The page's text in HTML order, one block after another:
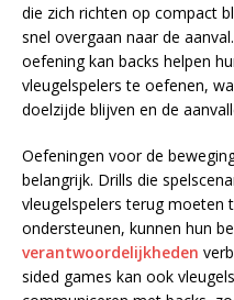
die zich richten op compact
snel overgaan naar de
oefening kan backs helpen
vleugelspelers te oefenen,
doelzijde blijven en de
Oefeningen voor de
belangrijk. Drills die
vleugelspelers terug moeten
ondersteunen, kunnen hun
verantwoordelijkheden
sided games kan ook